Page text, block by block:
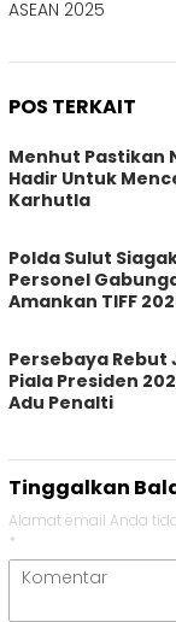
ASEAN 2025
POS TERKAIT
Menhut Pastikan
Hadir Untuk
Karhutla
Polda Sulut
Personel
Amankan TIFF
Persebaya Rebut
Piala Presiden
Adu Penalti
Tinggalkan
Alamat email Anda
*